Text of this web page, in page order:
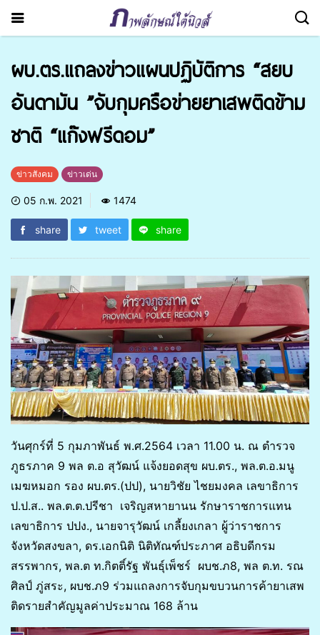
ผบ.ตร.แถลงข่าวแผนปฏิบัติการ “สยบ
อันดามัน ”จับกุมครือข่ายยาเสพติดข้าม
ชาติ “แก๊งฟรีดอม”
ข่าวสังคม ข่าวเด่น
05 ก.พ. 2021 1474
share tweet share
วันศุกร์ที่ 5 กุมภาพันธ์ พ.ศ.2564 เวลา 11.00 น. ณ ตำรวจ
ภูธรภาค 9 พล ต.อ สุวัฒน์ แจ้งยอดสุข ผบ.ตร., พล.ต.อ.มนู
เมฆหมอก รอง ผบ.ตร.(ปป), นายวิชัย ไชยมงคล เลขาธิการ
ป.ป.ส.. พล.ต.ต.ปรีชา เจริญสหายานน รักษาราชการแทน
เลขาธิการ ปปง., นายจารุวัฒน์ เกลี้ยงเกลา ผู้ว่าราชการ
จังหวัดสงขลา, ดร.เอกนิติ นิติทัณฑ์ประภาศ อธิบดีกรม
สรรพากร, พล.ต ท.กิตติ์รัฐ พันธุ์เพ็ชร์ ผบช.ภ8, พล ต.ท. รณ
ศิลป์ ภู่สระ, ผบช.ภ9 ร่วมแถลงการจับกุมขบวนการค้ายาเสพ
ติดรายสำคัญมูลค่าประมาณ 168 ล้าน